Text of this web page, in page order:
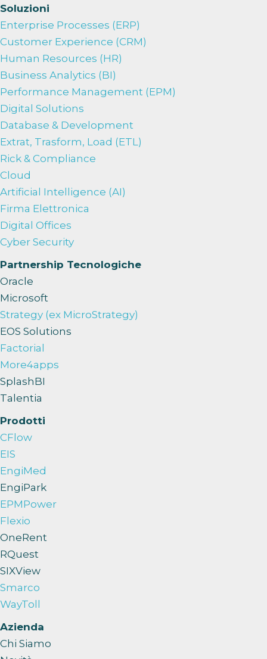
Soluzioni
Enterprise Processes (ERP)
Customer Experience (CRM)
Human Resources (HR)
Business Analytics (BI)
Performance Management (EPM)
Digital Solutions
Database & Development
Extrat, Trasform, Load (ETL)
Rick & Compliance
Cloud
Artificial Intelligence (AI)
Firma Elettronica
Digital Offices
Cyber Security
Partnership Tecnologiche
Oracle
Microsoft
Strategy (ex MicroStrategy)
EOS Solutions
Factorial
More4apps
SplashBI
Talentia
Prodotti
CFlow
EIS
EngiMed
EngiPark
EPMPower
Flexio
OneRent
RQuest
SIXView
Smarco
WayToll
Azienda
Chi Siamo